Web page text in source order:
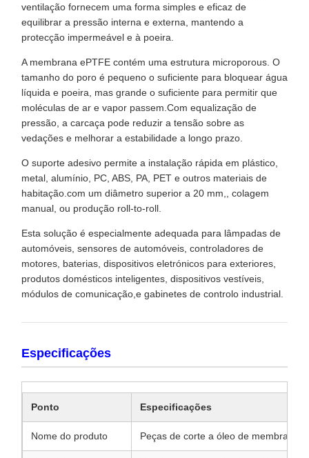
ventilação fornecem uma forma simples e eficaz de
equilibrar a pressão interna e externa, mantendo a
protecção impermeável e à poeira.
A membrana ePTFE contém uma estrutura microporous. O
tamanho do poro é pequeno o suficiente para bloquear água
líquida e poeira, mas grande o suficiente para permitir que
moléculas de ar e vapor passem.Com equalização de
pressão, a carcaça pode reduzir a tensão sobre as
vedações e melhorar a estabilidade a longo prazo.
O suporte adesivo permite a instalação rápida em plástico,
metal, alumínio, PC, ABS, PA, PET e outros materiais de
habitação.com um diâmetro superior a 20 mm,, colagem
manual, ou produção roll-to-roll.
Esta solução é especialmente adequada para lâmpadas de
automóveis, sensores de automóveis, controladores de
motores, baterias, dispositivos eletrónicos para exteriores,
produtos domésticos inteligentes, dispositivos vestíveis,
módulos de comunicação,e gabinetes de controlo industrial.
Especificações
Ponto Especificações
Nome do produto Peças de corte a óleo de membrana